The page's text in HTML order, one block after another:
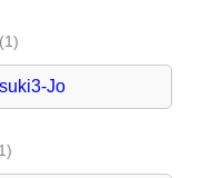
(1)
Jo